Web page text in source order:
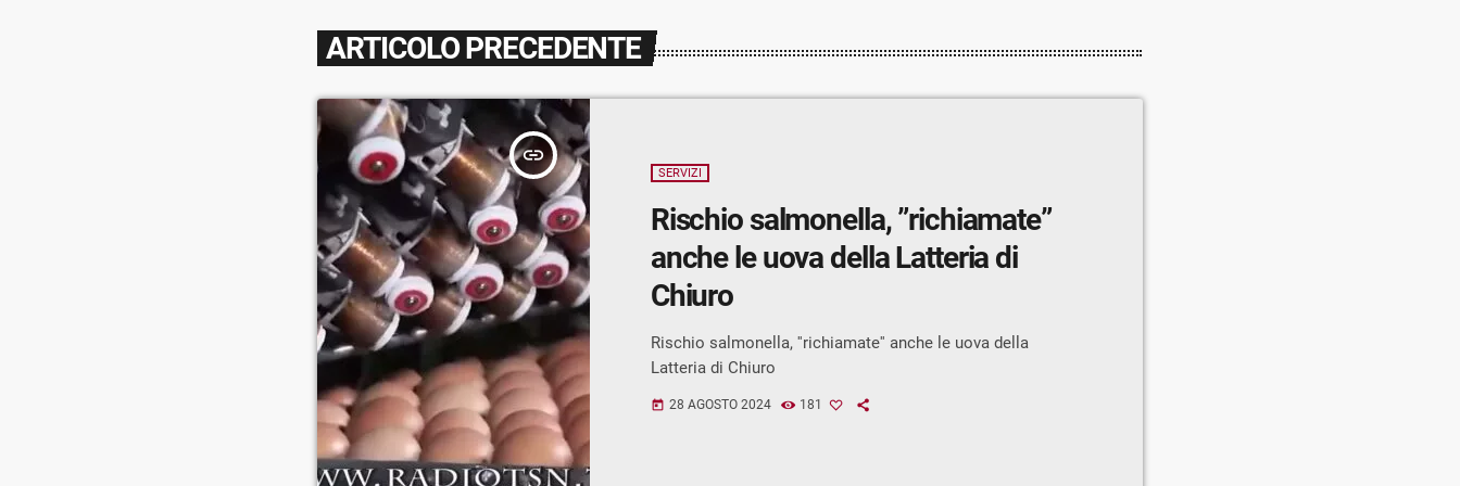
ARTICOLO PRECEDENTE
insert_link
SERVIZI
Rischio salmonella, ”richiamate”
anche le uova della Latteria di
Chiuro
Rischio salmonella, ''richiamate'' anche le uova della
Latteria di Chiuro
today 28 AGOSTO 2024 181